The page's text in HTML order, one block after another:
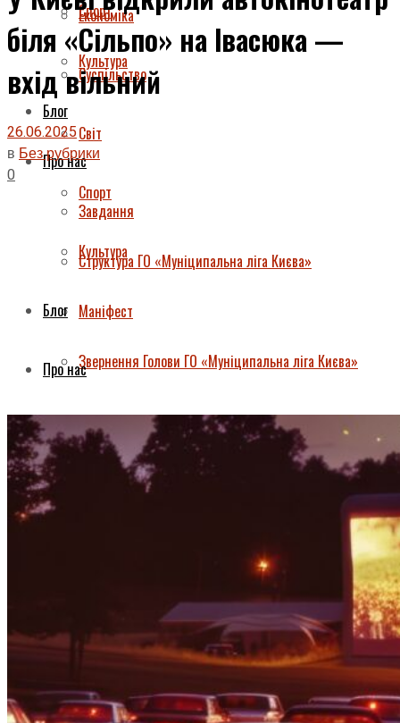
Спорт
Культура
Блог
Про нас
Завдання
Структура ГО «Муніципальна ліга Києва»
Маніфест
Звернення Голови ГО «Муніципальна ліга Києва»
Нічого не знайдено
Переглянути всі результати
Економіка
Суспільство
Світ
Спорт
Культура
Блог
Про нас
Завдання
Структура ГО «Муніципальна ліга Києва»
Звернення Голови ГО «Муніципальна ліга Києва»
біля «Сільпо» на Івасюка —
вхід вільний
26.06.2025
в Без рубрики
0